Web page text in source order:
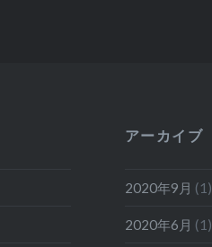
アーカイブ
2020年9月 (1)
2020年6月 (1)